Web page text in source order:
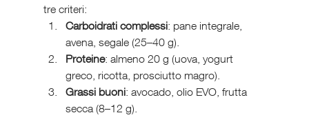
tre criteri:
Carboidrati complessi: pane integrale,
avena, segale (25–40 g).
Proteine: almeno 20 g (uova, yogurt
greco, ricotta, prosciutto magro).
Grassi buoni: avocado, olio EVO, frutta
secca (8–12 g).